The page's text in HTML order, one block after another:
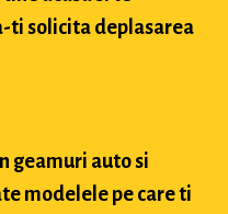
ti solicita deplasarea
geamuri auto si
modelele pe care ti